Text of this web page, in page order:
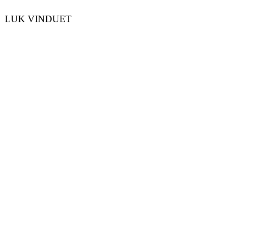
LUK VINDUET